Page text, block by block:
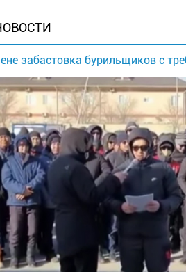
забастовка бурильщиков с